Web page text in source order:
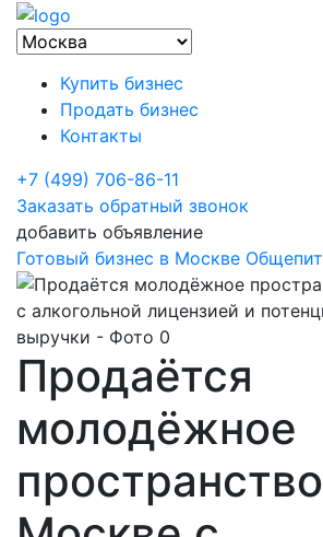
Купить бизнес
Продать бизнес
Контакты
+7 (499) 706-86-11
Заказать обратный звонок
добавить объявление
Готовый бизнес в Москве
Продаётся
молодёжное